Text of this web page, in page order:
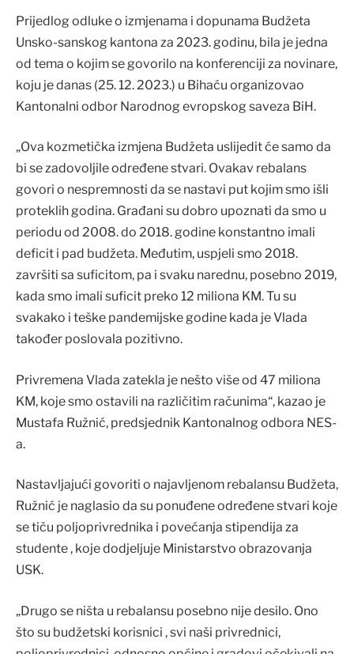
Prijedlog odluke o izmjenama i dopunama Budžeta
Unsko-sanskog kantona za 2023. godinu, bila je jedna
od tema o kojim se govorilo na konferenciji za novinare,
koju je danas (25. 12. 2023.) u Bihaću organizovao
Kantonalni odbor Narodnog evropskog saveza BiH.
„Ova kozmetička izmjena Budžeta uslijedit će samo da
bi se zadovoljile određene stvari. Ovakav rebalans
govori o nespremnosti da se nastavi put kojim smo išli
proteklih godina. Građani su dobro upoznati da smo u
periodu od 2008. do 2018. godine konstantno imali
deficit i pad budžeta. Međutim, uspjeli smo 2018.
završiti sa suficitom, pa i svaku narednu, posebno 2019,
kada smo imali suficit preko 12 miliona KM. Tu su
svakako i teške pandemijske godine kada je Vlada
također poslovala pozitivno.
Privremena Vlada zatekla je nešto više od 47 miliona
KM, koje smo ostavili na različitim računima“, kazao je
Mustafa Ružnić, predsjednik Kantonalnog odbora NES-
a.
Nastavljajući govoriti o najavljenom rebalansu Budžeta,
Ružnić je naglasio da su ponuđene određene stvari koje
se tiču poljoprivrednika i povećanja stipendija za
studente , koje dodjeljuje Ministarstvo obrazovanja
USK.
„Drugo se ništa u rebalansu posebno nije desilo. Ono
što su budžetski korisnici , svi naši privrednici,